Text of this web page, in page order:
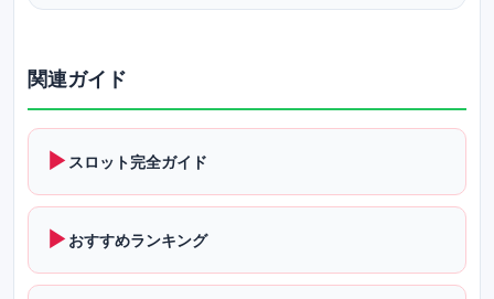
関連ガイド
▶ スロット完全ガイド
▶ おすすめランキング